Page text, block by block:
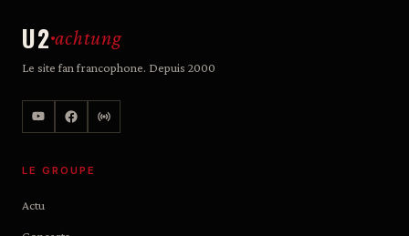
U2 achtung
Le site fan francophone. Depuis 2000
LE GROUPE
Actu